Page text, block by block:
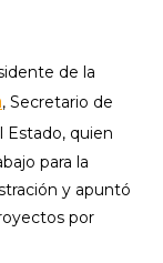
de la
, Secretario de
Estado, quien
para la
y apuntó
por